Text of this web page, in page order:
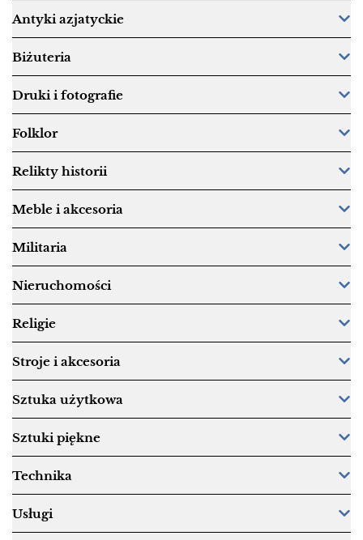
Antyki azjatyckie
Biżuteria
Druki i fotografie
Folklor
Relikty historii
Meble i akcesoria
Militaria
Nieruchomości
Religie
Stroje i akcesoria
Sztuka użytkowa
Sztuki piękne
Technika
Usługi